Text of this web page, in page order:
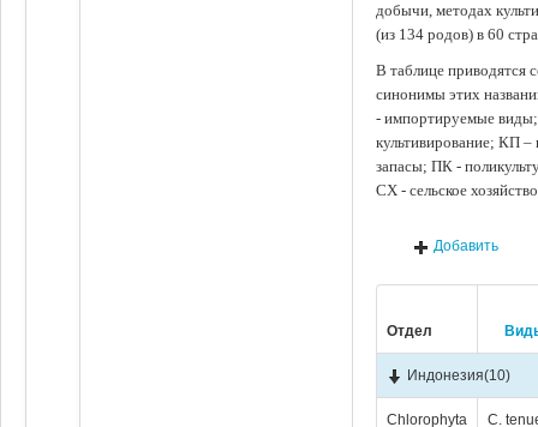
добычи, методах
(из 134 родов) в 60
В таблице приводятся
синонимы этих
- импортируемые
культивирование; КП
запасы; ПК -
СХ - сельское
Добавить
Отдел
Индонезия(10)
Chlorophyta C.